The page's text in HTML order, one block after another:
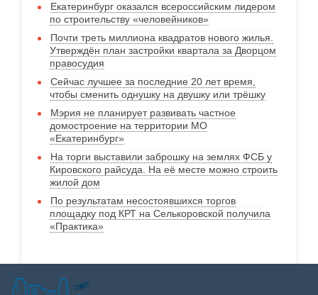
Екатеринбург оказался всероссийским лидером
по строительству «человейников»
Почти треть миллиона квадратов нового жилья.
Утверждён план застройки квартала за Дворцом
правосудия
Сейчас лучшее за последние 20 лет время,
чтобы сменить однушку на двушку или трёшку
Мэрия не планирует развивать частное
домостроение на территории МО
«Екатеринбург»
На торги выставили заброшку на землях ФСБ у
Кировского райсуда. На её месте можно строить
жилой дом
По результатам несостоявшихся торгов
площадку под КРТ на Селькоровской получила
«Практика»